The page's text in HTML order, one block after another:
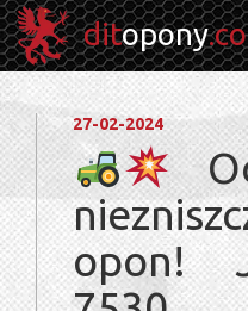
ditopony
27-02-2024
opon!